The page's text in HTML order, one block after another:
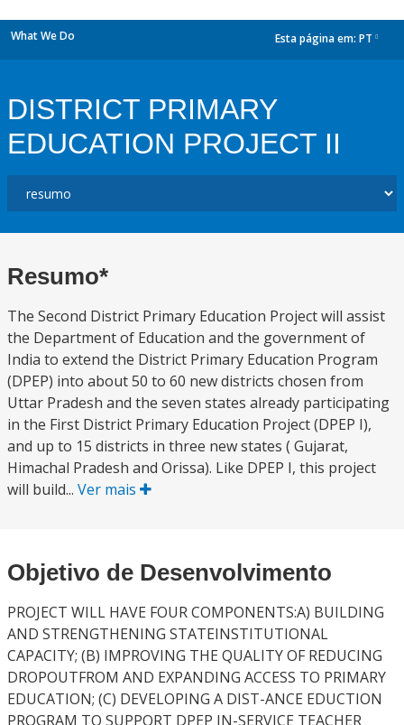
What We Do Esta página em: PT
DISTRICT PRIMARY
EDUCATION PROJECT II
Resumo*
The Second District Primary Education Project will assist
the Department of Education and the government of
India to extend the District Primary Education Program
(DPEP) into about 50 to 60 new districts chosen from
Uttar Pradesh and the seven states already participating
in the First District Primary Education Project (DPEP I),
and up to 15 districts in three new states ( Gujarat,
Himachal Pradesh and Orissa). Like DPEP I, this project
will build... Ver mais
Objetivo de Desenvolvimento
PROJECT WILL HAVE FOUR COMPONENTS:A) BUILDING
AND STRENGTHENING STATEINSTITUTIONAL
CAPACITY; (B) IMPROVING THE QUALITY OF REDUCING
DROPOUTFROM AND EXPANDING ACCESS TO PRIMARY
EDUCATION; (C) DEVELOPING A DIST-ANCE EDUCTION
PROGRAM TO SUPPORT DPEP IN-SERVICE TEACHER